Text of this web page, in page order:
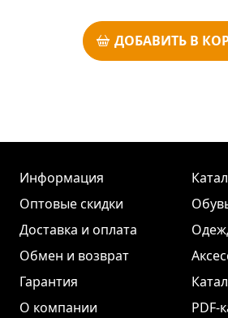
ДОБАВИТЬ В
Информация
Оптовые скидки
Доставка и оплата
Обмен и возврат
Гарантия
О компании
PDF-